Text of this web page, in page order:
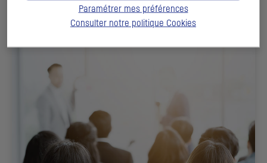
DÉCOUVRIRParamétrer mes préférences
Consulter notre politique Cookies